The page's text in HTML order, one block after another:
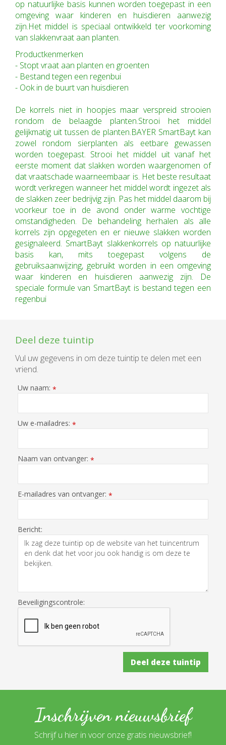
op natuurlijke basis kunnen worden toegepast in een
omgeving waar kinderen en huisdieren aanwezig
zijn.Het middel is speciaal ontwikkeld ter voorkoming
van slakkenvraat aan planten.
Productkenmerken
- Stopt vraat aan planten en groenten
- Bestand tegen een regenbui
- Ook in de buurt van huisdieren
De korrels niet in hoopjes maar verspreid strooien
rondom de belaagde planten.Strooi het middel
gelijkmatig uit tussen de planten.BAYER SmartBayt kan
zowel rondom sierplanten als eetbare gewassen
worden toegepast. Strooi het middel uit vanaf het
eerste moment dat slakken worden waargenomen of
dat vraatschade waarneembaar is. Het beste resultaat
wordt verkregen wanneer het middel wordt ingezet als
de slakken zeer bedrijvig zijn. Pas het middel daarom bij
voorkeur toe in de avond onder warme vochtige
omstandigheden. De behandeling herhalen als alle
korrels zijn opgegeten en er nieuwe slakken worden
gesignaleerd. SmartBayt slakkenkorrels op natuurlijke
basis kan, mits toegepast volgens de
gebruiksaanwijzing, gebruikt worden in een omgeving
waar kinderen en huisdieren aanwezig zijn. De
speciale formule van SmartBayt is bestand tegen een
regenbui
Deel deze tuintip
Vul uw gegevens in om deze tuintip te delen met een
vriend.
Uw naam: *
Uw e-mailadres: *
Naam van ontvanger: *
E-mailadres van ontvanger: *
Bericht:
Beveiligingscontrole:
Inschrijven nieuwsbrief
Schrijf u hier in voor onze gratis nieuwsbrief!